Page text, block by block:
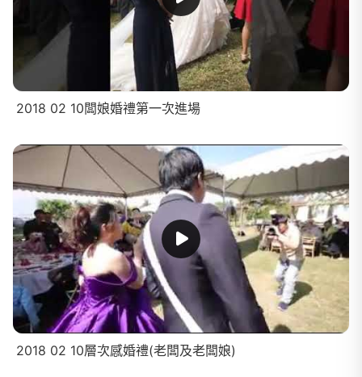
2018 02 10闆娘婚禮第一次進場
2018 02 10層次感婚禮(老闆及老闆娘)